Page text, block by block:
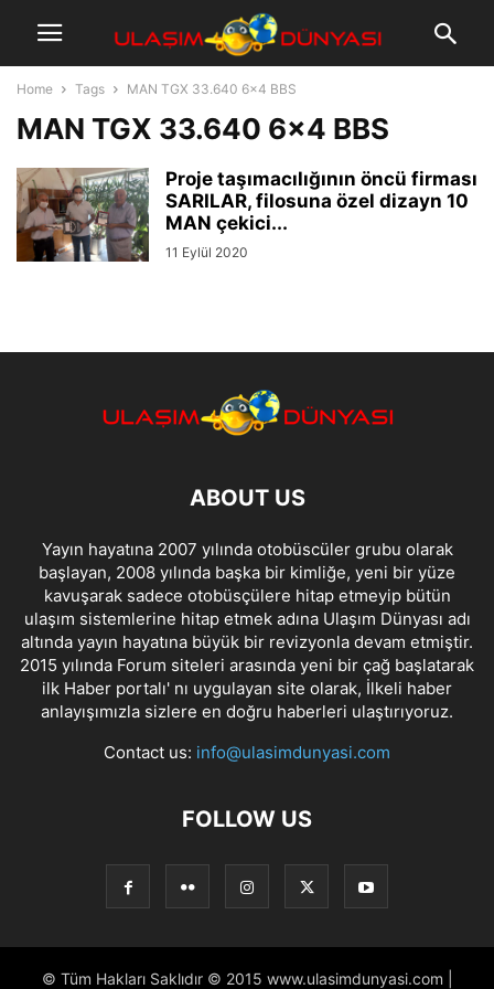
Home Tags MAN TGX 33.640 6×4 BBS
MAN TGX 33.640 6×4 BBS
Proje taşımacılığının öncü firması
SARILAR, filosuna özel dizayn 10
MAN çekici...
11 Eylül 2020
ABOUT US
Yayın hayatına 2007 yılında otobüscüler grubu olarak
başlayan, 2008 yılında başka bir kimliğe, yeni bir yüze
kavuşarak sadece otobüsçülere hitap etmeyip bütün
ulaşım sistemlerine hitap etmek adına Ulaşım Dünyası adı
altında yayın hayatına büyük bir revizyonla devam etmiştir.
2015 yılında Forum siteleri arasında yeni bir çağ başlatarak
ilk Haber portalı' nı uygulayan site olarak, İlkeli haber
anlayışımızla sizlere en doğru haberleri ulaştırıyoruz.
Contact us: info@ulasimdunyasi.com
FOLLOW US
© Tüm Hakları Saklıdır © 2015 www.ulasimdunyasi.com |